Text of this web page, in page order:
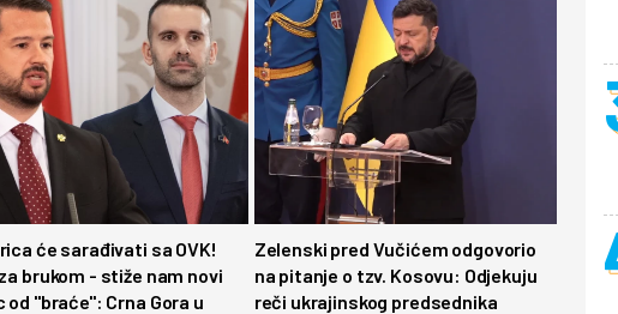
će sarađivati sa OVK!
brukom - stiže nam novi
od "braće": Crna Gora u
Zelenski pred Vučićem odgovorio
na pitanje o tzv. Kosovu: Odjekuju
reči ukrajinskog predsednika